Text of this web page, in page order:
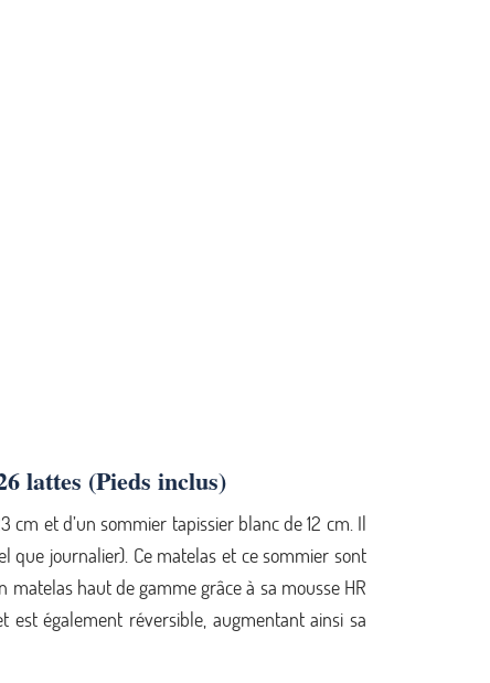
lattes (Pieds inclus)
cm et d’un sommier tapissier blanc de 12 cm. Il
que journalier). Ce matelas et ce sommier sont
matelas haut de gamme grâce à sa mousse HR
également réversible, augmentant ainsi sa